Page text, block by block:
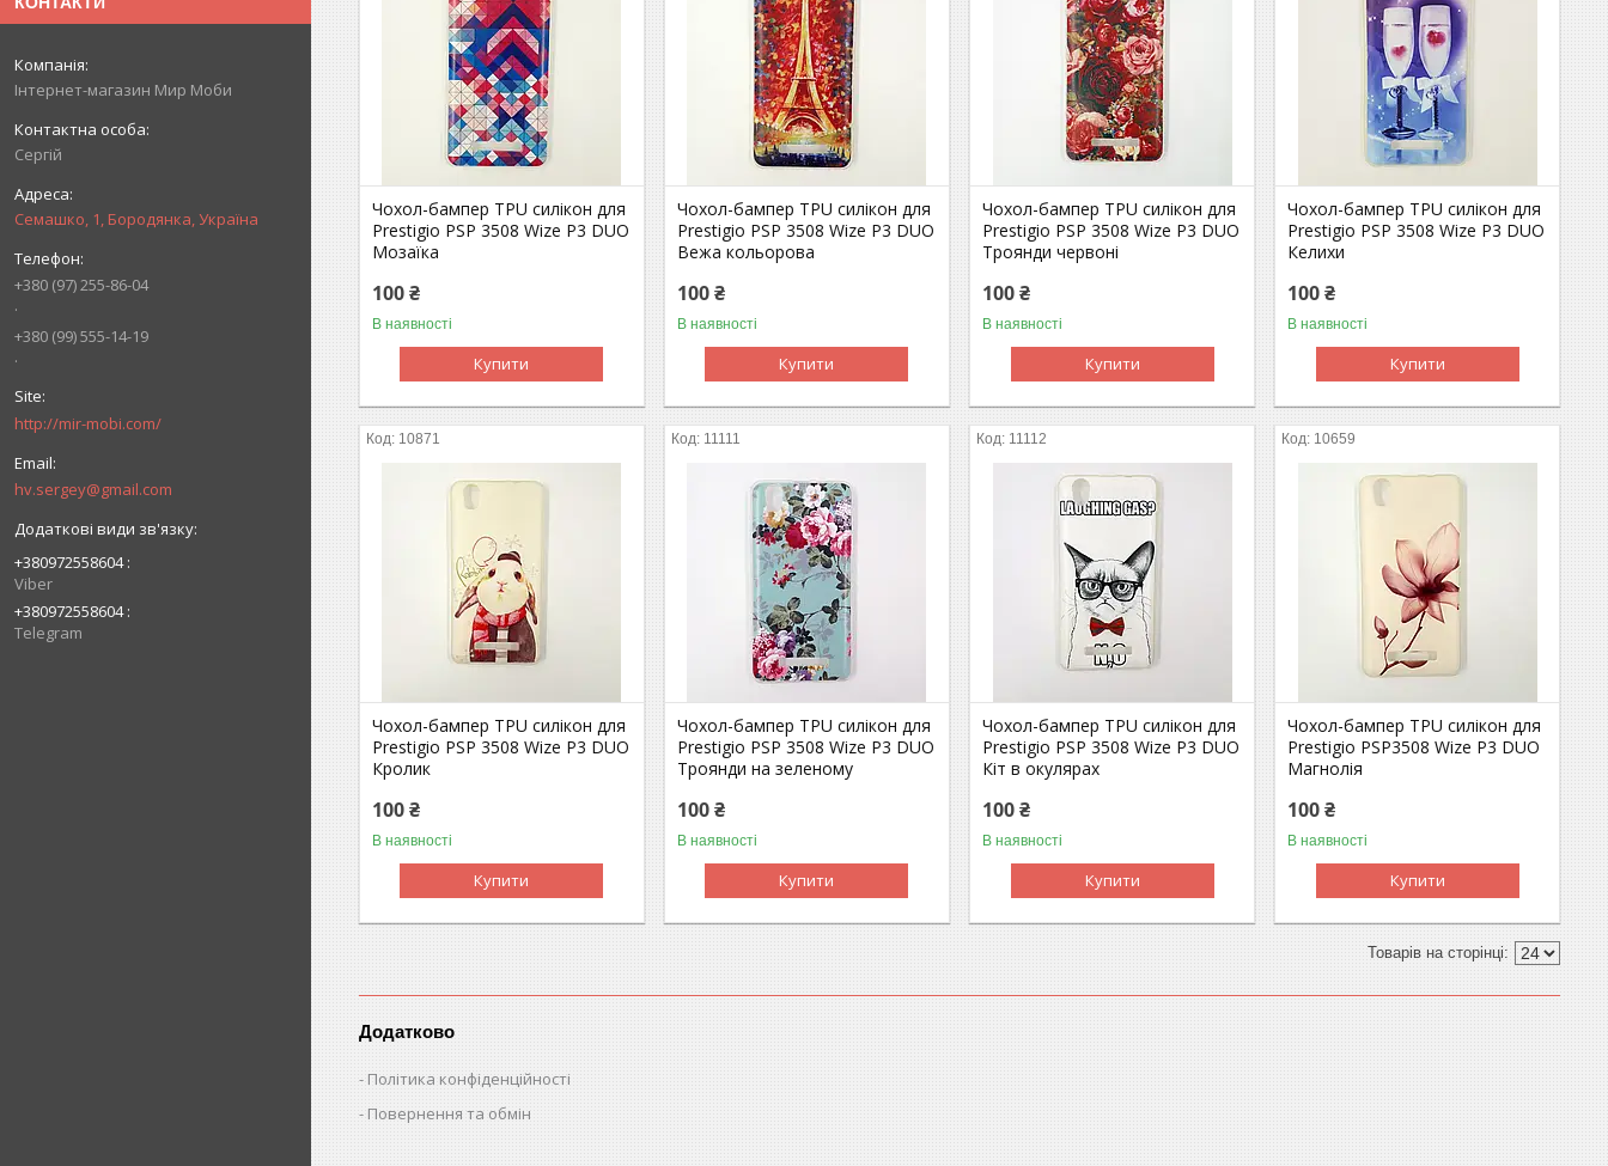
Інтернет-магазин Мир Моби
Сергій
Семашко, 1, Бородянка, Україна
+380 (97) 255-86-04
.
+380 (99) 555-14-19
.
http://mir-mobi.com/
hv.sergey@gmail.com
+380972558604
Viber
+380972558604
Telegram
Чохол-бампер TPU силікон для
Prestigio PSP 3508 Wize P3 DUO
Мозаїка
100 ₴
В наявності
Купити
Чохол-бампер TPU силікон для
Prestigio PSP 3508 Wize P3 DUO
Вежа кольорова
100 ₴
В наявності
Купити
Чохол-бампер TPU силікон для
Prestigio PSP 3508 Wize P3 DUO
Троянди червоні
100 ₴
В наявності
Купити
Чохол-бампер TPU силікон для
Prestigio PSP 3508 Wize P3 DUO
Келихи
100 ₴
В наявності
Купити
10871
Чохол-бампер TPU силікон для
Prestigio PSP 3508 Wize P3 DUO
Кролик
100 ₴
В наявності
Купити
11111
Чохол-бампер TPU силікон для
Prestigio PSP 3508 Wize P3 DUO
Троянди на зеленому
100 ₴
В наявності
Купити
11112
Чохол-бампер TPU силікон для
Prestigio PSP 3508 Wize P3 DUO
Кіт в окулярах
100 ₴
В наявності
Купити
10659
Чохол-бампер TPU силікон для
Prestigio PSP3508 Wize P3 DUO
Магнолія
100 ₴
В наявності
Купити
Додатково
Політика конфіденційності
Повернення та обмін